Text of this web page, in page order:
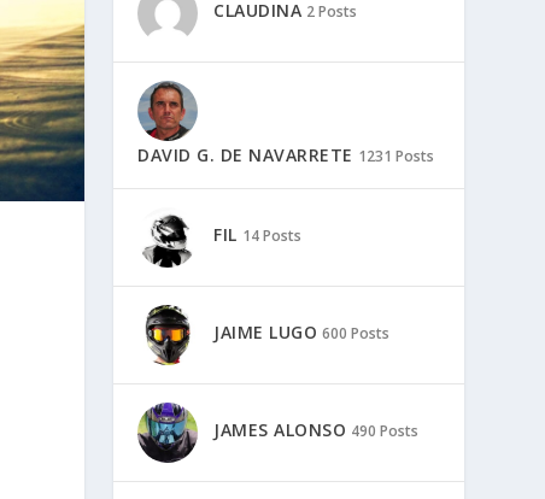
CLAUDINA 2 Posts
DAVID G. DE NAVARRETE 1231 Posts
FIL 14 Posts
JAIME LUGO 600 Posts
JAMES ALONSO 490 Posts